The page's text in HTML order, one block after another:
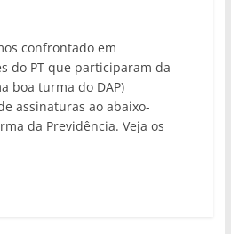
confrontado em
do PT que participaram da
boa turma do DAP)
assinaturas ao abaixo-
da Previdência. Veja os